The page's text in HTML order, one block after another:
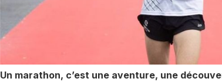
Un marathon, c’est une aventure, une